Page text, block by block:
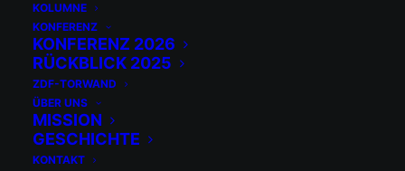
KOLUMNE
KONFERENZ
KONFERENZ 2026
RÜCKBLICK 2025
ZDF-TORWAND
ÜBER UNS
MISSION
GESCHICHTE
KONTAKT
Neuer Platz für